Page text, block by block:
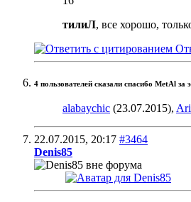
тилиЛ, все хорошо,
4 пользователей сказали cпасибо MetAl за
alabaychic (23.07.2015),
22.07.2015, 20:17 #3464
Denis85